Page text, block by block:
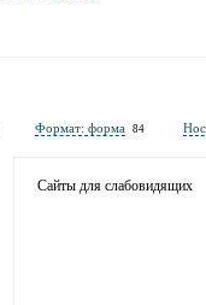
для публикации
Формат: форма 84
Сайты для слабовидящих